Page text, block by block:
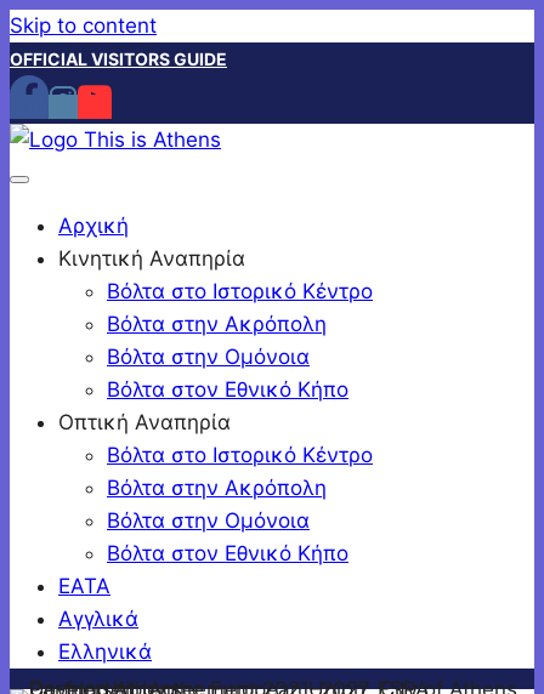
Skip to content
OFFICIAL VISITORS GUIDE
Αρχική
Κινητική Αναπηρία
Βόλτα στο Ιστορικό Κέντρο
Βόλτα στην Ακρόπολη
Βόλτα στην Ομόνοια
Βόλτα στον Εθνικό Κήπο
Οπτική Αναπηρία
Βόλτα στο Ιστορικό Κέντρο
Βόλτα στην Ακρόπολη
Βόλτα στην Ομόνοια
Βόλτα στον Εθνικό Κήπο
ΕΑΤΑ
Αγγλικά
Ελληνικά